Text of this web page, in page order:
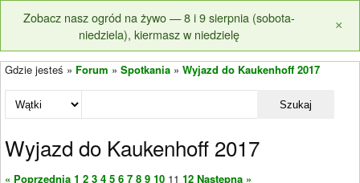
Zobacz nasz ogród na żywo — 8 i 9 sierpnia (sobota-
niedziela), kiermasz w niedzielę
×
Gdzie jesteś » Forum » Spotkania » Wyjazd do Kaukenhoff 2017
Szukaj
Wyjazd do Kaukenhoff 2017
« Poprzednia 1 2 3 4 5 6 7 8 9 10 11 12 Następna »